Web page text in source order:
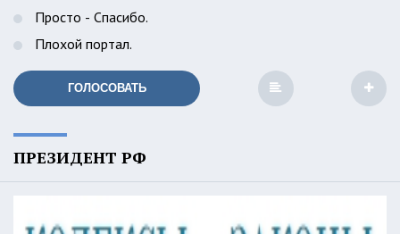
Просто - Спасибо.
Плохой портал.
ГОЛОСОВАТЬ
ПРЕЗИДЕНТ РФ